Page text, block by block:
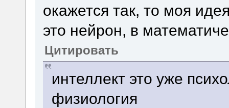
окажется так, то моя
это нейрон, в
Цитировать
интеллект это уже
физиология